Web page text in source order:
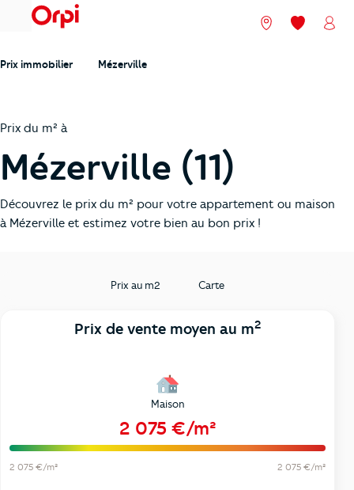
menu Nos agences
Mes
Prix immobilier Mézerville
Prix du m² à
Mézerville (11)
Découvrez le prix du m² pour votre appartement ou maison
à Mézerville et estimez votre bien au bon prix !
Prix au m2 Carte
Prix de vente moyen au m2
Maison
2 075 €/m²
2 075 €/m² 2 075 €/m²